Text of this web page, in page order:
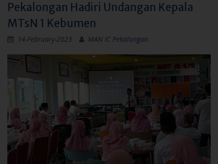
Pekalongan Hadiri Undangan Kepala
MTsN 1 Kebumen
14-February-2023 MAN IC Pekalongan